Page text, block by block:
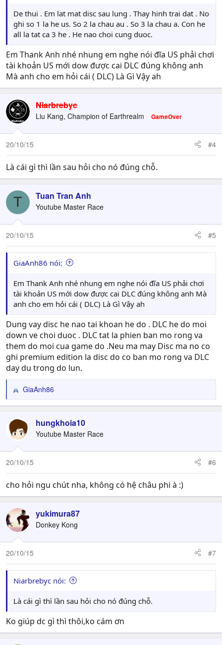
De thui . Em lat mat disc sau lung . Thay hinh trai dat . No
ghi so 1 la he us. So 2 la chau au . So 3 la chau a. Con he
all la tat ca 3 he . He nao choi cung duoc.
Em Thank Anh nhé nhung em nghe nói đĩa US phải chơi
tài khoản US mới dow được cai DLC đúng không anh
Mà anh cho em hỏi cái ( DLC) Là Gì Vậy ah
Niarbrebyc
Liu Kang, Champion of Earthrealm GameOver
20/10/15 #4
Là cái gì thì lần sau hỏi cho nó đúng chỗ.
T Tuan Tran Anh
Youtube Master Race
20/10/15 #5
GiaAnh86 nói:
Em Thank Anh nhé nhung em nghe nói đĩa US phải chơi
tài khoản US mới dow được cai DLC đúng không anh Mà
anh cho em hỏi cái ( DLC) Là Gì Vậy ah
Dung vay disc he nao tai khoan he do . DLC he do moi
down ve choi duoc . DLC tat la phien ban mo rong va
them do moi cua game do .Neu ma may Disc ma no co
ghi premium edition la disc do co ban mo rong va DLC
day du trong do lun.
R
e
c
t
i
o
n
s
GiaAnh86
hungkhoia10
Youtube Master Race
20/10/15 #6
cho hỏi ngu chút nha, không có hệ châu phi à :)
yukimura87
Donkey Kong
20/10/15 #7
Niarbrebyc nói:
Là cái gì thì lần sau hỏi cho nó đúng chỗ.
Ko giúp dc gì thì thôi,ko cám ơn